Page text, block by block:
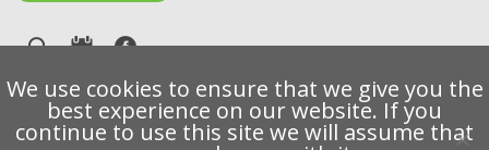
Copyright 2022 Breakthrough Ltd. All rights reserved.
We use cookies to ensure that we give you the
best experience on our website. If you
continue to use this site we will assume that